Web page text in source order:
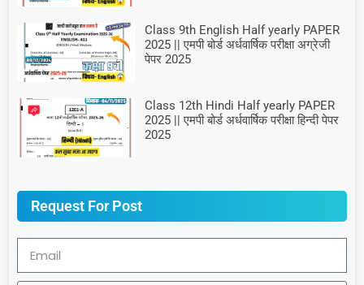
Class 9th English Half yearly PAPER
2025 || एमपी बोर्ड अर्धवार्षिक परीक्षा अग्रेजी
पेपर 2025
Class 12th Hindi Half yearly PAPER
2025 || एमपी बोर्ड अर्धवार्षिक परीक्षा हिन्दी पेपर
2025
Request For Post